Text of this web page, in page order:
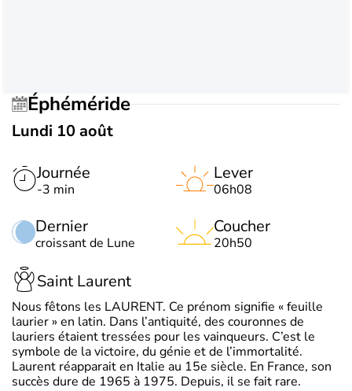
Éphéméride
Lundi 10 août
Journée
-3 min
Dernier
croissant de Lune
Lever
06h08
Coucher
20h50
Saint Laurent
Nous fêtons les LAURENT. Ce prénom signifie « feuille
laurier » en latin. Dans l’antiquité, des couronnes de
lauriers étaient tressées pour les vainqueurs. C’est le
symbole de la victoire, du génie et de l’immortalité.
Laurent réapparait en Italie au 15e siècle. En France, son
succès dure de 1965 à 1975. Depuis, il se fait rare.